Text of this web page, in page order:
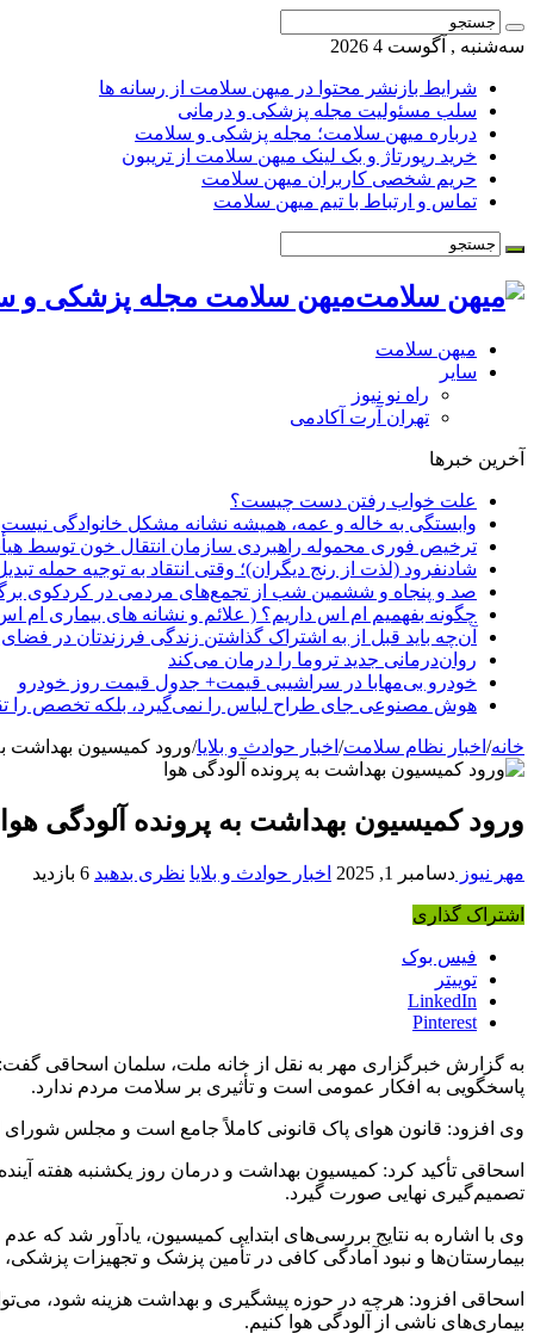
سه‌شنبه , آگوست 4 2026
شرایط بازنشر محتوا در میهن سلامت از رسانه ها
سلب مسئولیت مجله پزشکی و درمانی
درباره میهن سلامت؛ مجله پزشکی و سلامت
خرید رپورتاژ و بک لینک میهن سلامت از تریبون
حریم شخصی کاربران میهن سلامت
تماس و ارتباط با تیم میهن سلامت
میهن سلامت مجله پزشکی و
میهن سلامت
سایر
راه نو نیوز
تهران آرت آکادمی
آخرین خبرها
علت خواب رفتن دست چیست؟
وابستگی به خاله و عمه، همیشه نشانه مشکل خانوادگی نیست
ترخیص فوری محموله راهبردی سازمان انتقال خون توسط
شادنفرود (لذت از رنج دیگران)؛ وقتی انتقاد به توجیه حمله
صد و پنجاه‌ و ششمین شب از تجمع‌های مردمی در کردکوی
چگونه بفهمیم ام اس داریم؟ ( علائم و نشانه های بیماری ام
آن‌چه باید قبل از به اشتراک گذاشتن زندگی فرزندتان در فضای
روان‌درمانی جدید تروما را درمان می‌کند
خودرو بی‌مهابا در سراشیبی قیمت+ جدول قیمت روز خودرو
هوش مصنوعی جای طراح لباس را نمی‌گیرد، بلکه تخصص را
خانه/ اخبار نظام سلامت/ اخبار حوادث و بلایا/ورود کمیسیون بهداشت
ورود کمیسیون بهداشت به پرونده آلودگی هوا
مهر نیوز دسامبر 1, 2025 اخبار حوادث و بلایا نظری بدهید 6 بازدید
اشتراک گذاری
فیس بوک
توییتر
LinkedIn
Pinterest
به گزارش خبرگزاری مهر به نقل از خانه ملت، سلمان اسحاقی گفت:
پاسخگویی به افکار عمومی است و تأثیری بر سلامت مردم ندارد.
وی افزود: قانون هوای پاک قانونی کاملاً جامع است و مجلس شورای
اسحاقی تأکید کرد: کمیسیون بهداشت و درمان روز یکشنبه هفته
تصمیم‌گیری نهایی صورت گیرد.
وی با اشاره به نتایج بررسی‌های ابتدایی کمیسیون، یادآور شد که
بیمارستان‌ها و نبود آمادگی کافی در تأمین پزشک و تجهیزات پزشکی،
اسحاقی افزود: هرچه در حوزه پیشگیری و بهداشت هزینه شود،
بیماری‌های ناشی از آلودگی هوا کنیم.